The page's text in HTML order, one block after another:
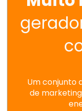
Um conjunto
de